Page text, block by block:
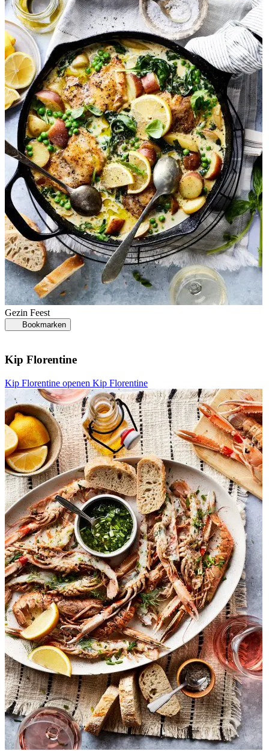
Gezin Feest
Bookmarken
Kip Florentine
Kip Florentine openen Kip Florentine